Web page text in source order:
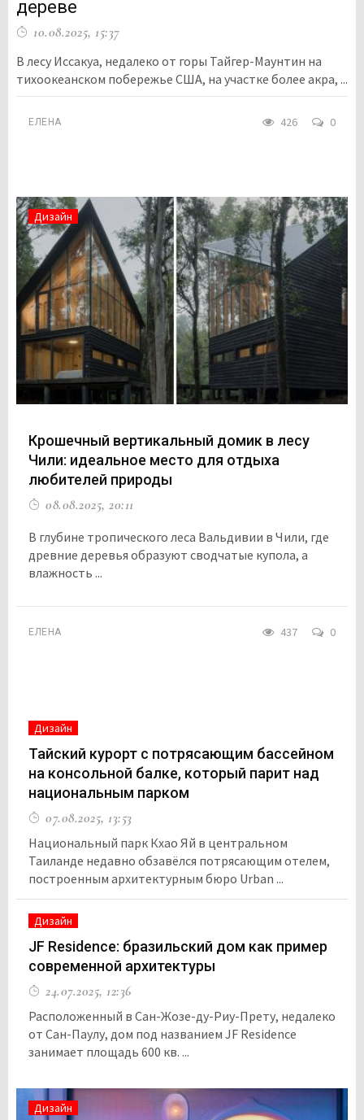
дереве
10.08.2025, 15:37
В лесу Иссакуа, недалеко от горы Тайгер-Маунтин на
тихоокеанском побережье США, на участке более акра, ...
ЕЛЕНА 426 0
Дизайн
Крошечный вертикальный домик в лесу
Чили: идеальное место для отдыха
любителей природы
08.08.2025, 20:11
В глубине тропического леса Вальдивии в Чили, где
древние деревья образуют сводчатые купола, а
влажность ...
ЕЛЕНА 437 0
Дизайн
Тайский курорт с потрясающим бассейном
на консольной балке, который парит над
национальным парком
07.08.2025, 13:53
Национальный парк Кхао Яй в центральном
Таиланде недавно обзавёлся потрясающим отелем,
построенным архитектурным бюро Urban ...
Дизайн
JF Residence: бразильский дом как пример
современной архитектуры
24.07.2025, 12:36
Расположенный в Сан-Жозе-ду-Риу-Прету, недалеко
от Сан-Паулу, дом под названием JF Residence
занимает площадь 600 кв. ...
Дизайн